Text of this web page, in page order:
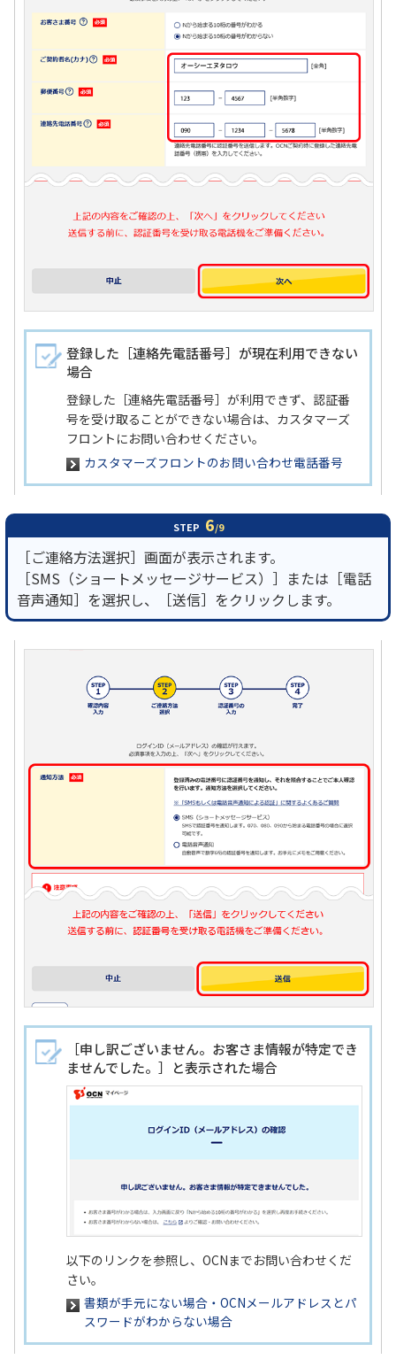
登録した［連絡先電話番号］が現在利用できない
場合
登録した［連絡先電話番号］が利用できず、認証番
号を受け取ることができない場合は、カスタマーズ
フロントにお問い合わせください。
カスタマーズフロントのお問い合わせ電話番号
STEP 6/9
［ご連絡方法選択］画面が表示されます。
［SMS（ショートメッセージサービス）］または［電話
音声通知］を選択し、［送信］をクリックします。
［申し訳ございません。お客さま情報が特定でき
ませんでした。］と表示された場合
以下のリンクを参照し、OCNまでお問い合わせくだ
さい。
書類が手元にない場合・OCNメールアドレスとパ
スワードがわからない場合